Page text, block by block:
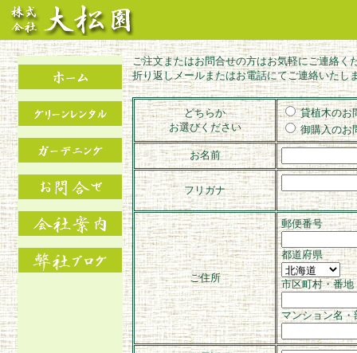
ご注文またはお問合せの方はお気軽にご連絡く
折り返しメールまたはお電話にてご連絡いたし
どちらか
お選びください
貸植木のお
御購入のお
お名前
フリガナ
ご住所
郵便番号
都道府県
市区町村・番地
マンション名